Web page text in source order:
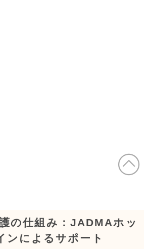
の仕組み：JADMAホッ
ンによるサポート